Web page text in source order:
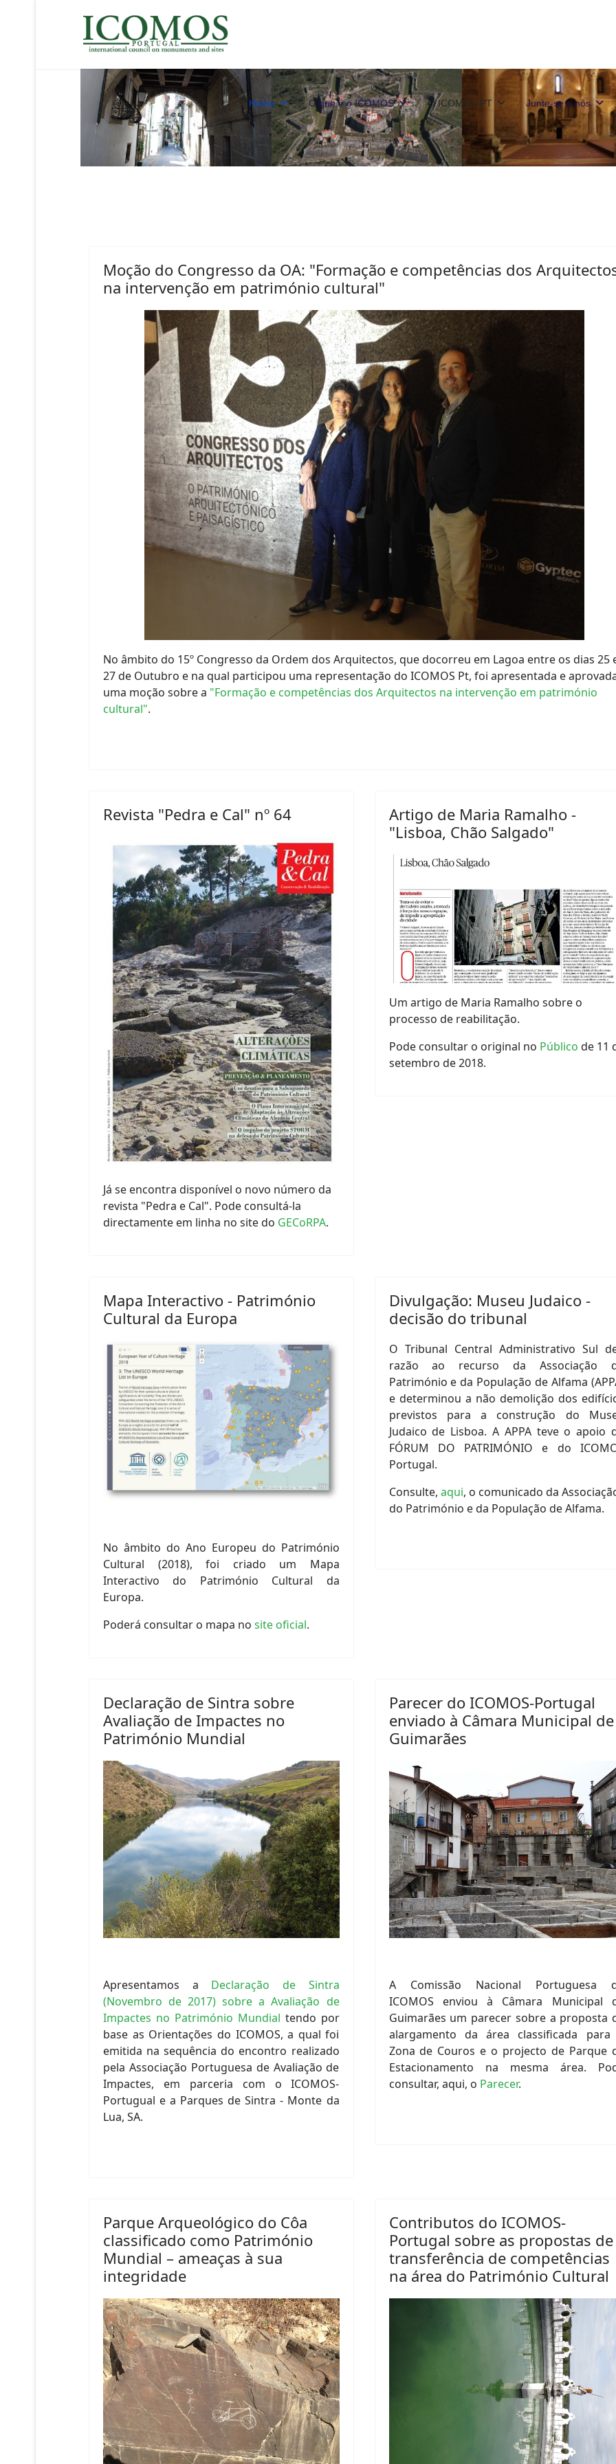
Home O que é o ICOMOS O ICOMOS PT Junte-se a nós
Moção do Congresso da OA: "Formação e competências dos
na intervenção em património cultural"
No âmbito do 15º Congresso da Ordem dos Arquitectos, que docorreu em Lagoa entre os dias 25
27 de Outubro e na qual participou uma representação do ICOMOS Pt, foi apresentada e
uma moção sobre a "Formação e competências dos Arquitectos na intervenção em património
cultural".
Revista "Pedra e Cal" nº 64
Já se encontra disponível o novo número da
revista "Pedra e Cal". Pode consultá-la
directamente em linha no site do GECoRPA.
Artigo de Maria Ramalho -
"Lisboa, Chão Salgado"
Um artigo de Maria Ramalho sobre o
processo de reabilitação.
Pode consultar o original no Público de 11
setembro de 2018.
Mapa Interactivo - Património
Cultural da Europa
No âmbito do Ano Europeu do Património
Cultural (2018), foi criado um Mapa
Interactivo do Património Cultural da
Europa.
Poderá consultar o mapa no site oficial.
Divulgação: Museu Judaico -
decisão do tribunal
O Tribunal Central Administrativo Sul
razão ao recurso da Associação
Património e da População de Alfama
e determinou a não demolição dos
previstos para a construção do
Judaico de Lisboa. A APPA teve o apoio
FÓRUM DO PATRIMÓNIO e do
Portugal.
Consulte, aqui, o comunicado da
do Património e da População de Alfama.
Declaração de Sintra sobre
Avaliação de Impactes no
Património Mundial
Apresentamos a Declaração de Sintra
(Novembro de 2017) sobre a Avaliação de
Impactes no Património Mundial tendo por
base as Orientações do ICOMOS, a qual foi
emitida na sequência do encontro realizado
pela Associação Portuguesa de Avaliação de
Impactes, em parceria com o ICOMOS-
Portugual e a Parques de Sintra - Monte da
Lua, SA.
Parecer do ICOMOS-Portugal
enviado à Câmara Municipal de
Guimarães
A Comissão Nacional Portuguesa
ICOMOS enviou à Câmara Municipal
Guimarães um parecer sobre a proposta
alargamento da área classificada
Zona de Couros e o projecto de Parque
Estacionamento na mesma área.
consultar, aqui, o Parecer.
Parque Arqueológico do Côa
classificado como Património
Mundial – ameaças à sua
integridade
Contributos do ICOMOS-
Portugal sobre as propostas de
transferência de competências
na área do Património Cultural